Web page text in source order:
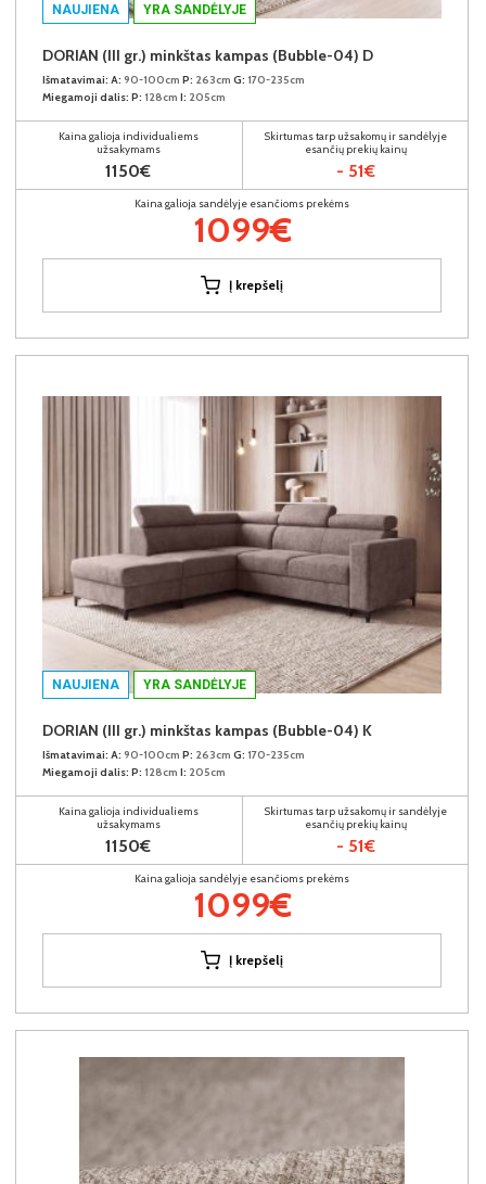
NAUJIENA YRA SANDĖLYJE
DORIAN (III gr.) minkštas kampas (Bubble-04) D
Išmatavimai: A: 90-100cm P: 263cm G: 170-235cm
Miegamoji dalis: P: 128cm I: 205cm
Kaina galioja individualiems
užsakymams
1150€
Skirtumas tarp užsakomų ir sandėlyje
esančių prekių kainų
- 51€
Kaina galioja sandėlyje esančioms prekėms
1099€
Į krepšelį
NAUJIENA YRA SANDĖLYJE
DORIAN (III gr.) minkštas kampas (Bubble-04) K
Išmatavimai: A: 90-100cm P: 263cm G: 170-235cm
Miegamoji dalis: P: 128cm I: 205cm
Kaina galioja individualiems
užsakymams
1150€
Skirtumas tarp užsakomų ir sandėlyje
esančių prekių kainų
- 51€
Kaina galioja sandėlyje esančioms prekėms
1099€
Į krepšelį